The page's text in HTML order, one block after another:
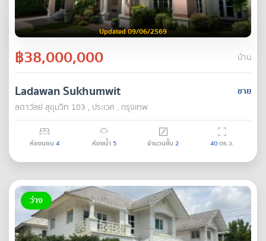
Updated 09/06/2569
฿38,000,000 บ้าน
ขาย
Ladawan Sukhumwit
ลดาวัลย์ สุขุมวิท 103 , ประเวศ , กรุงเทพ
ห้องนอน 4 ห้องน้ำ5 จำนวนชั้น 2 40ตร.ว.
ว่าง